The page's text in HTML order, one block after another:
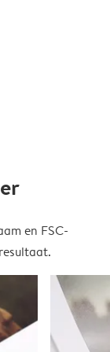
en FSC-